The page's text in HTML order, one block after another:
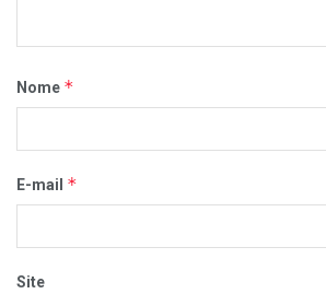
Nome *
E-mail *
Site